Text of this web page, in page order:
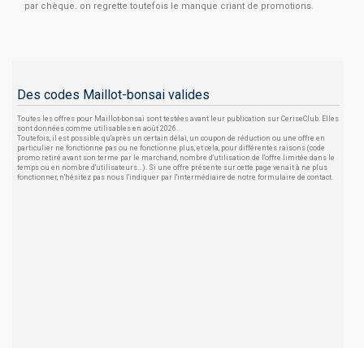
par chèque. on regrette toutefois le manque criant de promotions.
Des codes Maillot-bonsai valides
Toutes les offres pour Maillot-bonsai sont testées avant leur publication sur CeriseClub. Elles
sont données comme utilisables en août 2026.
Toutefois, il est possible qu'après un certain délai, un coupon de réduction ou une offre en
particulier ne fonctionne pas ou ne fonctionne plus, et cela, pour différentes raisons (code
promo retiré avant son terme par le marchand, nombre d'utilisation de l'offre limitée dans le
temps ou en nombre d'utilisateurs...). Si une offre présente sur cette page venait à ne plus
fonctionner, n'hésitez pas nous l'indiquer par l'intermédiaire de notre formulaire de contact.